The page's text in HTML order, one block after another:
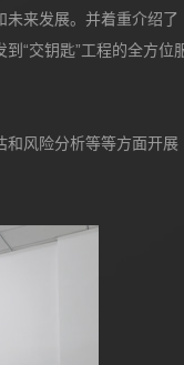
未来发展。并着重介绍了
“交钥匙”工程的全方位服
风险分析等等方面开展